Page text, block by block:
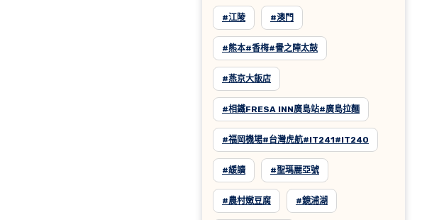
#江陵 #澳門
#熊本#香梅#譽之陣太鼓
#燕京大飯店
#相鐵FRESA INN廣島站#廣島拉麵
#福岡機場#台灣虎航#IT241#IT240
#緩讀 #聖瑪麗亞號
#農村嫩豆腐 #鏡浦湖